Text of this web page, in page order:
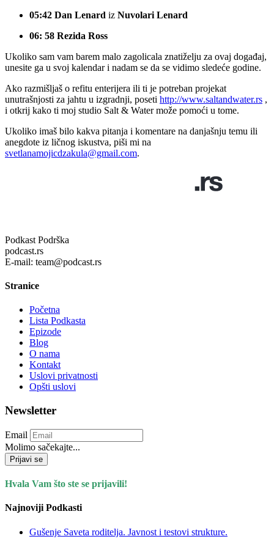
05:42 Dan Lenard iz Nuvolari Lenard
06: 58 Rezida Ross
Ukoliko sam vam barem malo zagolicala znatiželju za ovaj događaj,
unesite ga u svoj kalendar i nadam se da se vidimo sledeće godine.
Ako razmišljaš o refitu enterijera ili ti je potreban projekat
unutrašnjosti za jahtu u izgradnji, poseti http://www.saltandwater.rs ,
i otkrij kako ti moj studio Salt & Water može pomoći u tome.
Ukoliko imaš bilo kakva pitanja i komentare na danjašnju temu ili
anegdote iz ličnog iskustva, piši mi na
svetlanamojicdzakula@gmail.com.
Podkast Podrška
podcast.rs
E-mail: team@podcast.rs
Stranice
Početna
Lista Podkasta
Epizode
Blog
O nama
Kontakt
Uslovi privatnosti
Opšti uslovi
Newsletter
Email
Molimo sačekajte...
Prijavi se
Hvala Vam što ste se prijavili!
Najnoviji Podkasti
Gušenje Saveta roditelja. Javnost i testovi strukture.